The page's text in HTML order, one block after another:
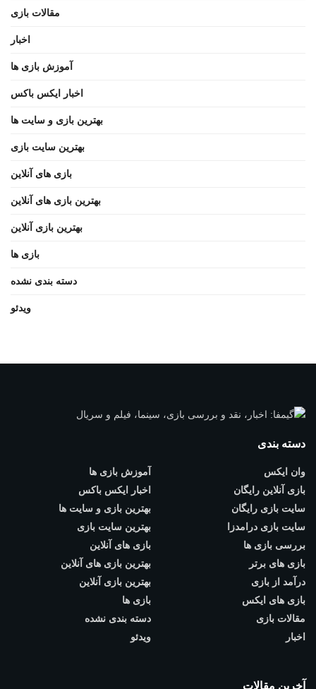
مقالات بازی
اخبار
آموزش بازی ها
اخبار ایکس باکس
بهترین بازی و سایت ها
بهترین سایت بازی
بازی های آنلاین
بهترین بازی های آنلاین
بهترین بازی آنلاین
بازی ها
دسته بندی نشده
ویدئو
دسته بندی
وان ایکس
بازی آنلاین رایگان
سایت بازی رایگان
سایت بازی درامدزا
بررسی بازی ها
بازی های برتر
درآمد از بازی
بازی های ایکس
مقالات بازی
اخبار
آموزش بازی ها
اخبار ایکس باکس
بهترین بازی و سایت ها
بهترین سایت بازی
بازی های آنلاین
بهترین بازی های آنلاین
بهترین بازی آنلاین
بازی ها
دسته بندی نشده
ویدئو
آخرین مقالات